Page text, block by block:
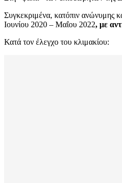
Συγκεκριμένα, κατόπιν ανώνυμης
Ιουνίου 2020 – Μαΐου 2022, με
Κατά τον έλεγχο του κλιμακίου: